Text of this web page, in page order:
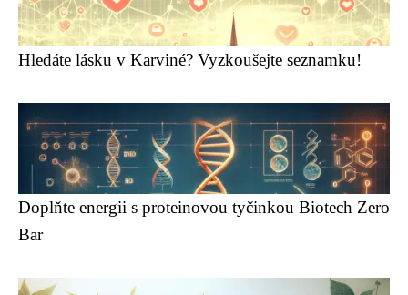
Hledáte lásku v Karviné? Vyzkoušejte seznamku!
Doplňte energii s proteinovou tyčinkou Biotech Zero
Bar